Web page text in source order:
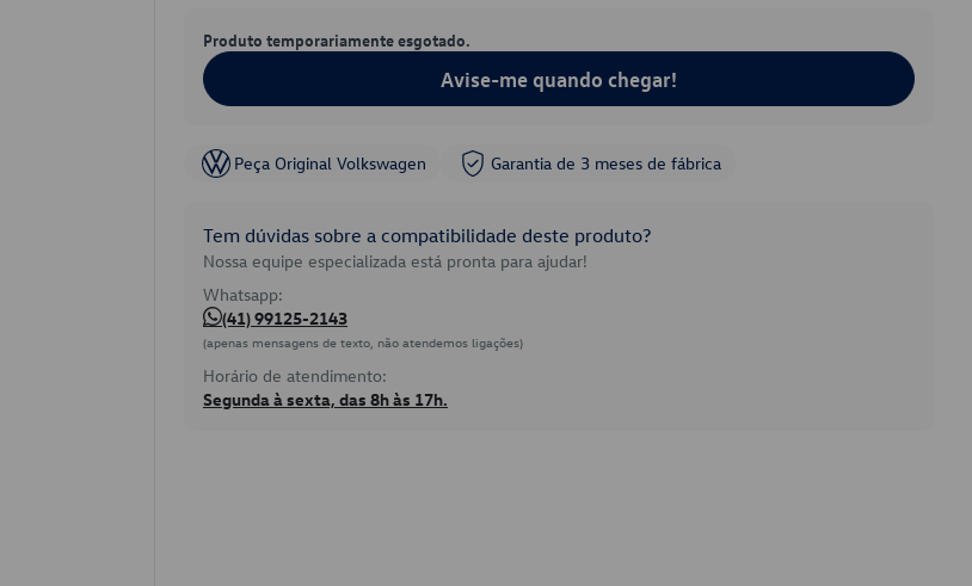
Produto temporariamente esgotado.
Avise-me quando chegar!
Peça Original Volkswagen Garantia de 3 meses de fábrica
Tem dúvidas sobre a compatibilidade deste produto?
Nossa equipe especializada está pronta para ajudar!
Whatsapp:
(41) 99125-2143
(apenas mensagens de texto, não atendemos ligações)
Horário de atendimento:
Segunda à sexta, das 8h às 17h.